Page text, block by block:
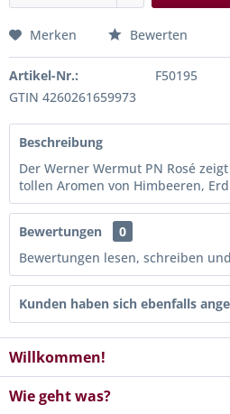
Merken Bewerten
Artikel-Nr.:
F50195
GTIN 4260261659973
Beschreibung
Der Werner Wermut PN Rosé
tollen Aromen von Himbeeren,
Bewertungen
0
Bewertungen lesen, schreiben
Kunden haben sich ebenfalls
Willkommen!
Wie geht was?